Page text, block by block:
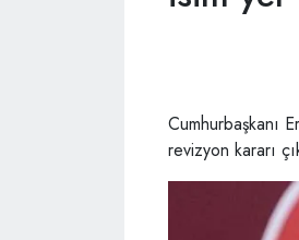
Cumhurbaşkanı
revizyon kararı